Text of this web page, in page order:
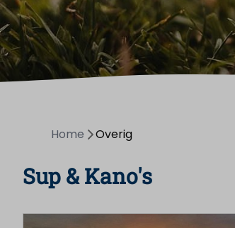
Home Overig
Sup & Kano's